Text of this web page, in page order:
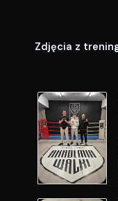
Zdjęcia z